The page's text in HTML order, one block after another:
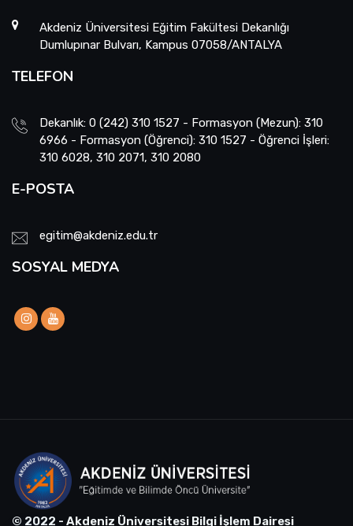
Akdeniz Üniversitesi Eğitim Fakültesi Dekanlığı
Dumlupınar Bulvarı, Kampus 07058/ANTALYA
TELEFON
Dekanlık: 0 (242) 310 1527 - Formasyon (Mezun): 310
6966 - Formasyon (Öğrenci): 310 1527 - Öğrenci İşleri:
310 6028, 310 2071, 310 2080
E-POSTA
egitim@akdeniz.edu.tr
SOSYAL MEDYA
© 2022 - Akdeniz Üniversitesi Bilgi İşlem Dairesi